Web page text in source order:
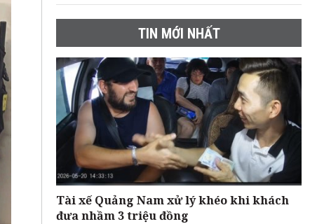
TIN MỚI NHẤT
Tài xế Quảng Nam xử lý khéo khi khách
đưa nhầm 3 triệu đồng